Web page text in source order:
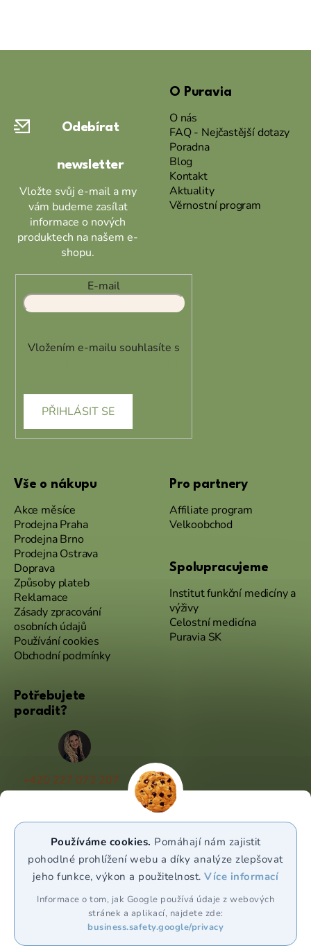
Používáme cookies. Pomáhají nám zajistit
pohodlné prohlížení webu a díky analýze zlepšovat
jeho funkce, výkon a použitelnost.Více informací
Informace o tom, jak Google používá údaje z webových
stránek a aplikací, najdete zde:
business.safety.google/privacy
Odebírat
newsletter
Vložte svůj e-mail a my
vám budeme zasílat
informace o nových
produktech na našem e-
shopu.
E-mail
Vložením e-mailu souhlasíte s
PŘIHLÁSIT SE
O Puravia
O nás
FAQ - Nejčastější dotazy
Poradna
Blog
Kontakt
Aktuality
Věrnostní program
Vše o nákupu
Akce měsíce
Prodejna Praha
Prodejna Brno
Prodejna Ostrava
Doprava
Způsoby plateb
Reklamace
Zásady zpracování
osobních údajů
Používání cookies
Obchodní podmínky
Pro partnery
Affiliate program
Velkoobchod
Spolupracujeme
Institut funkční medicíny a
výživy
Celostní medicína
Puravia SK
Potřebujete
poradit?
+420 227 072 207
(Po - Pá 9:00 - 17:00)
WhatsApp